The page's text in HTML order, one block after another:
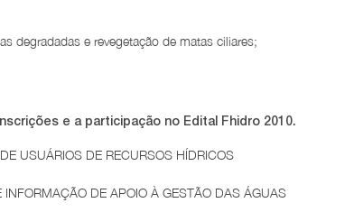
degradadas e revegetação de matas ciliares;
e a participação no Edital Fhidro 2010.
USUÁRIOS DE RECURSOS HÍDRICOS
INFORMAÇÃO DE APOIO À GESTÃO DAS ÁGUAS